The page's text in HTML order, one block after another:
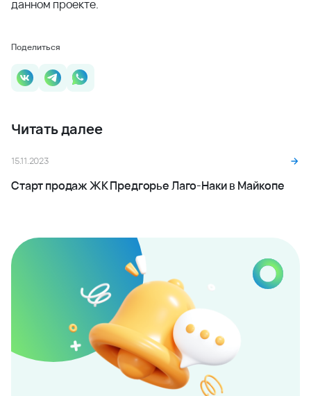
данном проекте.
Поделиться
Читать далее
15.11.2023
Старт продаж ЖК Предгорье Лаго-Наки в Майкопе